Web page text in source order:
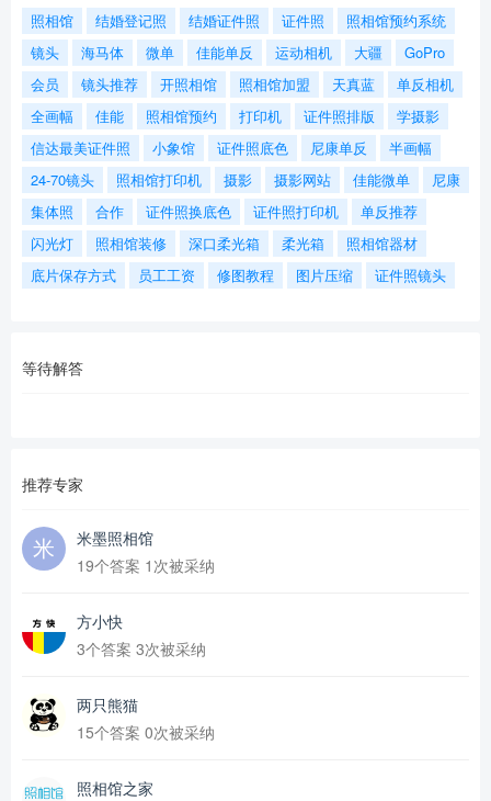
照相馆 结婚登记照 结婚证件照 证件照
照相馆预约系统
镜头
海马体 微单 佳能单反 运动相机 大疆
GoPro
会员
镜头推荐 开照相馆 照相馆加盟 天真蓝
单反相机
全画幅
佳能 照相馆预约 打印机 证件照排版
学摄影
信达最美证件照
小象馆 证件照底色 尼康单反
半画幅
24-70镜头
照相馆打印机 摄影 摄影网站 佳能微单
尼康
集体照
合作 证件照换底色 证件照打印机
单反推荐
闪光灯
照相馆装修 深口柔光箱 柔光箱
照相馆器材
底片保存方式
员工工资 修图教程 图片压缩 证件照镜头
等待解答
推荐专家
米墨照相馆
19个答案 1次被采纳
方小快
3个答案 3次被采纳
两只熊猫
15个答案 0次被采纳
照相馆之家